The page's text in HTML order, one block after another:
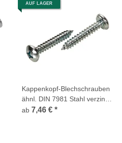
AUF LAGER
Kappenkopf-Blechschrauben
ähnl. DIN 7981 Stahl verzinkt
Kreuzschlitz H Spitze
ab 7,46 € *